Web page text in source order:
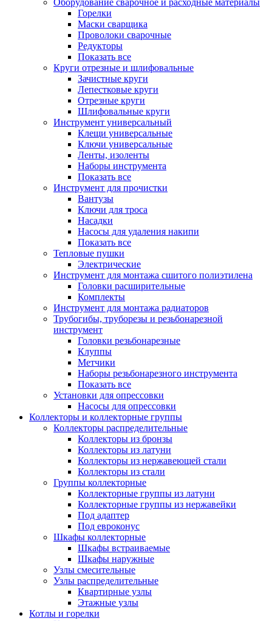
Оборудование сварочное и расходные материалы
Горелки
Маски сварщика
Проволоки сварочные
Редукторы
Показать все
Круги отрезные и шлифовальные
Зачистные круги
Лепестковые круги
Отрезные круги
Шлифовальные круги
Инструмент универсальный
Клещи универсальные
Ключи универсальные
Ленты, изоленты
Наборы инструмента
Показать все
Инструмент для прочистки
Вантузы
Ключи для троса
Насадки
Насосы для удаления накипи
Показать все
Тепловые пушки
Электрические
Инструмент для монтажа сшитого полиэтилена
Головки расширительные
Комплекты
Инструмент для монтажа радиаторов
Трубогибы, труборезы и резьбонарезной
инструмент
Головки резьбонарезные
Клуппы
Метчики
Наборы резьбонарезного инструмента
Показать все
Установки для опрессовки
Насосы для опрессовки
Коллекторы и коллекторные группы
Коллекторы распределительные
Коллекторы из бронзы
Коллекторы из латуни
Коллекторы из нержавеющей стали
Коллекторы из стали
Группы коллекторные
Коллекторные группы из латуни
Коллекторные группы из нержавейки
Под адаптер
Под евроконус
Шкафы коллекторные
Шкафы встраиваемые
Шкафы наружные
Узлы смесительные
Узлы распределительные
Квартирные узлы
Этажные узлы
Котлы и горелки